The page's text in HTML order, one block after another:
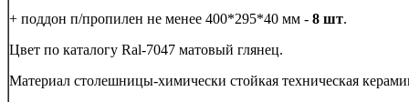
+ поддон п/пропилен не менее 400*295*40 мм - 8 шт.
Цвет по каталогу Ral-7047 матовый глянец.
Материал столешницы-химически стойкая техническая